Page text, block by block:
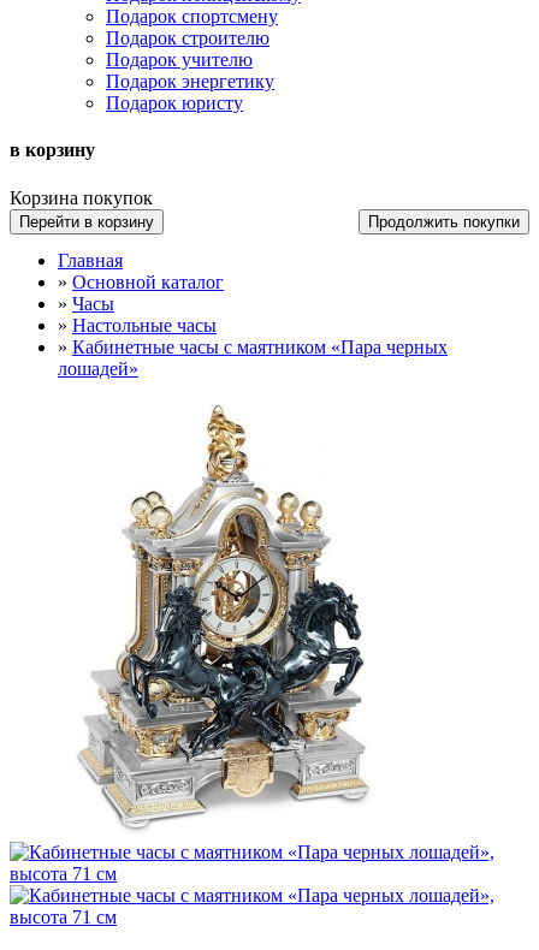
Подарок спортсмену
Подарок строителю
Подарок учителю
Подарок энергетику
Подарок юристу
в корзину
Корзина покупок
Перейти в корзину Продолжить покупки
Главная
» Основной каталог
» Часы
» Настольные часы
» Кабинетные часы с маятником «Пара черных
лошадей»